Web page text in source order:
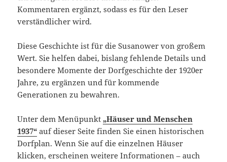
Kommentaren ergänzt, sodass es für den Leser
verständlicher wird.
Diese Geschichte ist für die Susanower von großem
Wert. Sie helfen dabei, bislang fehlende Details und
besondere Momente der Dorfgeschichte der 1920er
Jahre, zu ergänzen und für kommende
Generationen zu bewahren.
Unter dem Menüpunkt „Häuser und Menschen
1937“ auf dieser Seite finden Sie einen historischen
Dorfplan. Wenn Sie auf die einzelnen Häuser
klicken, erscheinen weitere Informationen – auch